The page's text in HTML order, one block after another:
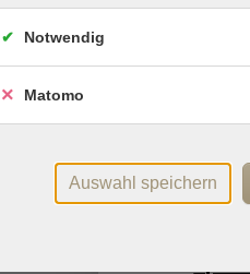
3 bis 4
an
Ohne
Notwendig
Matomo
Auswahl speichern